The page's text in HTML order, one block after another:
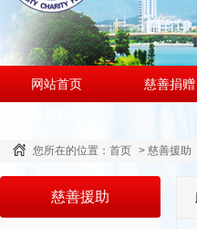
网站首页 慈善捐赠
您所在的位置： 首页 > 慈善援助
慈善援助